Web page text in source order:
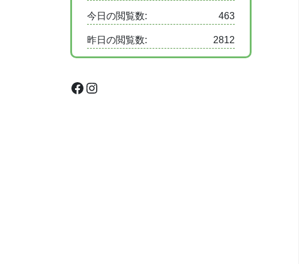
463
今日の閲覧数:
2812
昨日の閲覧数:
Facebook
Instagram